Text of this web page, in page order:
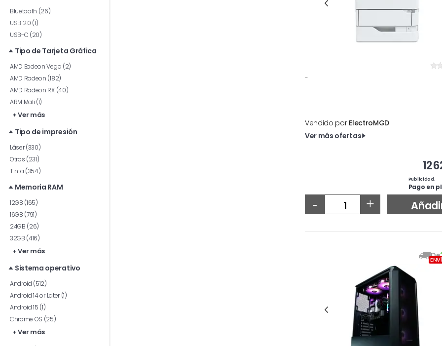
Bluetooth (26)
USB 2.0 (1)
USB-C (20)
Tipo de Tarjeta Gráfica
AMD Eadeon Vega (2)
AMD Radeon (182)
AMD Radeon RX (40)
ARM Mali (1)
+ Ver más
Tipo de impresión
Láser (330)
Otros (231)
Tinta (354)
Memoria RAM
12GB (165)
16GB (791)
24GB (26)
32GB (416)
+ Ver más
Sistema operativo
Android (512)
Android 14 or Later (1)
Android 15 (1)
Chrome OS (25)
+ Ver más
-
Vendido por ElectroMGD
Ver más ofertas
Publicidad.
Pago en
- +
De